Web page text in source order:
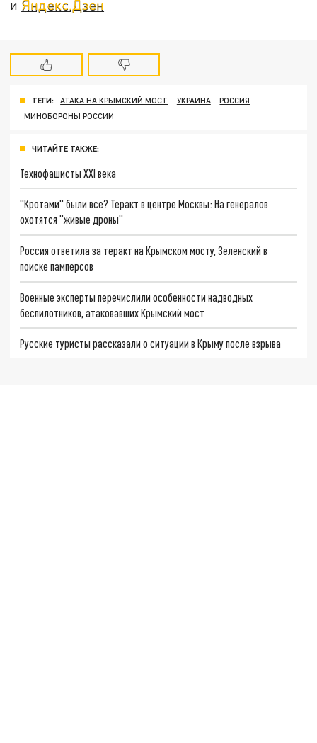
и Яндекс.Дзен
ТЕГИ: АТАКА НА КРЫМСКИЙ МОСТ УКРАИНА
РОССИЯ
МИНОБОРОНЫ РОССИИ
ЧИТАЙТЕ ТАКЖЕ:
Технофашисты XXI века
"Кротами" были все? Теракт в центре Москвы: На генералов
охотятся "живые дроны"
Россия ответила за теракт на Крымском мосту, Зеленский в
поиске памперсов
Военные эксперты перечислили особенности надводных
беспилотников, атаковавших Крымский мост
Русские туристы рассказали о ситуации в Крыму после взрыва